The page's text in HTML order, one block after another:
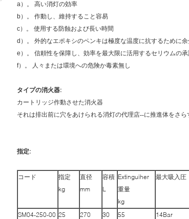
a）。 高い消灯の効率
b）。 作動し、維持すること容易
c）。 使用する防蝕および長い時間
d）。 外的なエポキシのペンキは極度な温度に抗するために
e）。 信頼性を保障し、効率を最大限に活用するセリウムの
f）。 人々または環境への危険か毒素無し
タイプの消火器:
カートリッジ作動させた消火器
それは排出前に穴をあけられる消灯の代理店--に推進体をさ
指定:
コード
指定
kg
直径
mm
容積
L
Extinguiher
重量
kg
最大吸入圧
SM04-250-00 25 270 30 55 14Bar